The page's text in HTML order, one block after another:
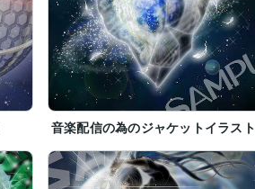
音楽配信の為のジャケットイラスト